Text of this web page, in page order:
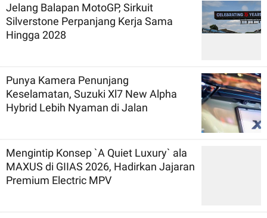
Jelang Balapan MotoGP, Sirkuit
Silverstone Perpanjang Kerja Sama
Hingga 2028
Punya Kamera Penunjang
Keselamatan, Suzuki Xl7 New Alpha
Hybrid Lebih Nyaman di Jalan
Mengintip Konsep `A Quiet Luxury` ala
MAXUS di GIIAS 2026, Hadirkan Jajaran
Premium Electric MPV